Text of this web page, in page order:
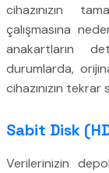
cihazınızın
çalışmasına
anakartların
durumlarda,
cihazınızın tekrar
Sabit Disk
Verilerinizin